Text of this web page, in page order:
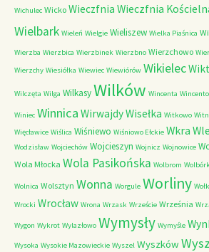
Wichulec Wicko Wieczfnia Wieczfnia
Wielbark Wieleń Wielgie Wieliszew Wielka Piaśnica
Wierzba Wierzbica Wierzbinek Wierzbno Wierzchowo
Wierzchy Wiesiółka Wiewiec Wiewiórów Wikielec
Wilczęta Wilga WilkasyWilków Wincenta
Winiec Winnica WirwajdyWisełka Witkowo
Więcławice Wiślica Wiśniewo Wiśniowo Ełckie Wkra
Wodzisław Wojciechów Wojcieszyn Wojnicz Wojnowice
Wola Młocka Wola Pasikońska Wolbrom
Wolnica Wolsztyn Wonna Worgule Worliny
Wrocki Wrocław Wrona Wrzask Wrzeście Września
Wygon Wykrot Wylazłowo Wymysły Wymyśle
Wysoka Wysokie Mazowieckie Wyszel Wyszków